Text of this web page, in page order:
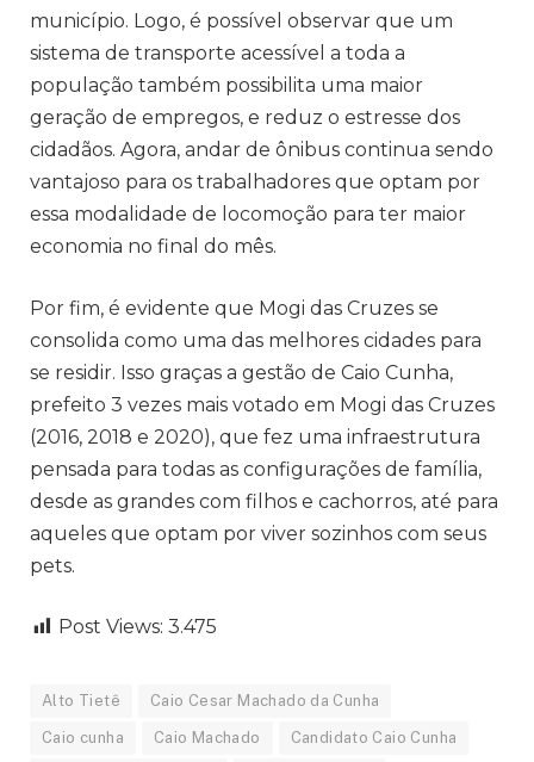
município. Logo, é possível observar que um
sistema de transporte acessível a toda a
população também possibilita uma maior
geração de empregos, e reduz o estresse dos
cidadãos. Agora, andar de ônibus continua sendo
vantajoso para os trabalhadores que optam por
essa modalidade de locomoção para ter maior
economia no final do mês.
Por fim, é evidente que Mogi das Cruzes se
consolida como uma das melhores cidades para
se residir. Isso graças a gestão de Caio Cunha,
prefeito 3 vezes mais votado em Mogi das Cruzes
(2016, 2018 e 2020), que fez uma infraestrutura
pensada para todas as configurações de família,
desde as grandes com filhos e cachorros, até para
aqueles que optam por viver sozinhos com seus
pets.
Post Views: 3.475
Alto Tietê Caio Cesar Machado da Cunha
Caio cunha Caio Machado Candidato Caio Cunha